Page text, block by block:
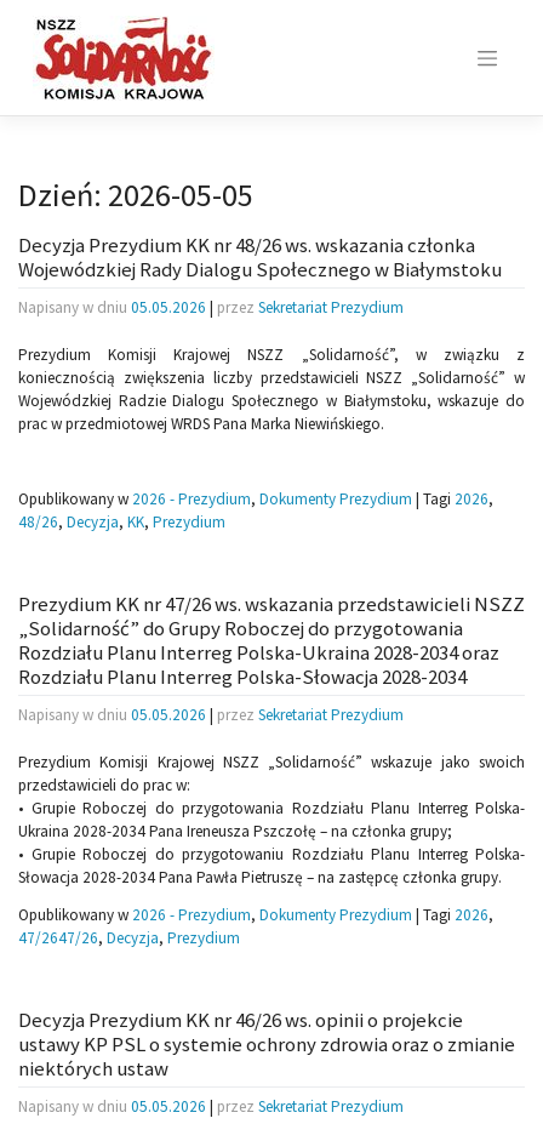
content
Dzień: 2026-05-05
Decyzja Prezydium KK nr 48/26 ws. wskazania członka
Wojewódzkiej Rady Dialogu Społecznego w Białymstoku
Napisany w dniu 05.05.2026 | przez Sekretariat Prezydium
Prezydium Komisji Krajowej NSZZ „Solidarność”, w związku z
koniecznością zwiększenia liczby przedstawicieli NSZZ „Solidarność” w
Wojewódzkiej Radzie Dialogu Społecznego w Białymstoku, wskazuje do
prac w przedmiotowej WRDS Pana Marka Niewińskiego.
Opublikowany w 2026 - Prezydium, Dokumenty Prezydium | Tagi 2026,
48/26, Decyzja, KK, Prezydium
Prezydium KK nr 47/26 ws. wskazania przedstawicieli NSZZ
„Solidarność” do Grupy Roboczej do przygotowania
Rozdziału Planu Interreg Polska-Ukraina 2028-2034 oraz
Rozdziału Planu Interreg Polska-Słowacja 2028-2034
Napisany w dniu 05.05.2026 | przez Sekretariat Prezydium
Prezydium Komisji Krajowej NSZZ „Solidarność” wskazuje jako swoich
przedstawicieli do prac w:
• Grupie Roboczej do przygotowania Rozdziału Planu Interreg Polska-
Ukraina 2028-2034 Pana Ireneusza Pszczołę – na członka grupy;
• Grupie Roboczej do przygotowaniu Rozdziału Planu Interreg Polska-
Słowacja 2028-2034 Pana Pawła Pietruszę – na zastępcę członka grupy.
Opublikowany w 2026 - Prezydium, Dokumenty Prezydium | Tagi 2026,
47/2647/26, Decyzja, Prezydium
Decyzja Prezydium KK nr 46/26 ws. opinii o projekcie
ustawy KP PSL o systemie ochrony zdrowia oraz o zmianie
niektórych ustaw
Napisany w dniu 05.05.2026 | przez Sekretariat Prezydium